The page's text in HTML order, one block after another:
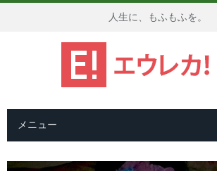
人生に、もふもふを。
メニュー